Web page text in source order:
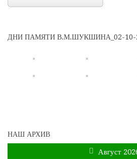
ДНИ ПАМЯТИ В.М.ШУКШИНА_02-10-
НАШ АРХИВ
Август